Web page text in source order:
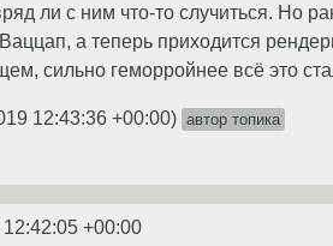
ли с ним что-то случиться. Но
а теперь приходится
сильно геморройнее всё это
12:43:36 +00:00) автор топика
+00:00